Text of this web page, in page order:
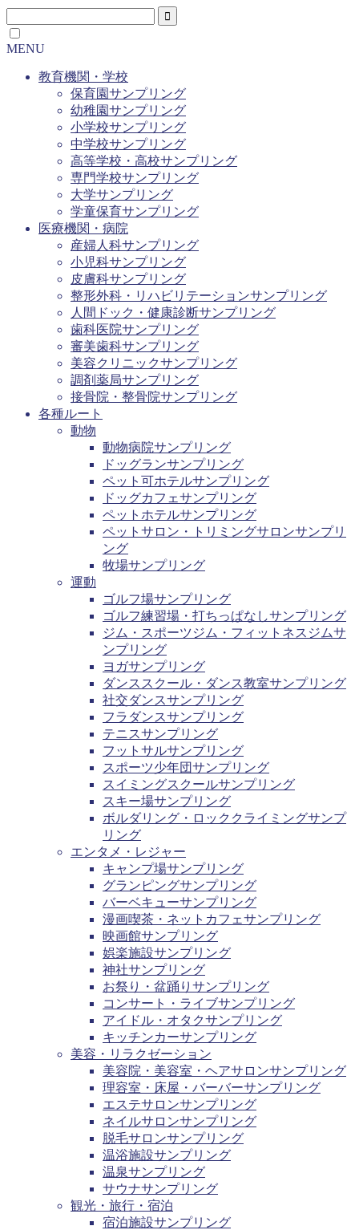
MENU
教育機関・学校
保育園サンプリング
幼稚園サンプリング
小学校サンプリング
中学校サンプリング
高等学校・高校サンプリング
専門学校サンプリング
大学サンプリング
学童保育サンプリング
医療機関・病院
産婦人科サンプリング
小児科サンプリング
皮膚科サンプリング
整形外科・リハビリテーションサンプリング
人間ドック・健康診断サンプリング
歯科医院サンプリング
審美歯科サンプリング
美容クリニックサンプリング
調剤薬局サンプリング
接骨院・整骨院サンプリング
各種ルート
動物
動物病院サンプリング
ドッグランサンプリング
ペット可ホテルサンプリング
ドッグカフェサンプリング
ペットホテルサンプリング
ペットサロン・トリミングサロンサンプリ
ング
牧場サンプリング
運動
ゴルフ場サンプリング
ゴルフ練習場・打ちっぱなしサンプリング
ジム・スポーツジム・フィットネスジムサ
ンプリング
ヨガサンプリング
ダンススクール・ダンス教室サンプリング
社交ダンスサンプリング
フラダンスサンプリング
テニスサンプリング
フットサルサンプリング
スポーツ少年団サンプリング
スイミングスクールサンプリング
スキー場サンプリング
ボルダリング・ロッククライミングサンプ
リング
エンタメ・レジャー
キャンプ場サンプリング
グランピングサンプリング
バーベキューサンプリング
漫画喫茶・ネットカフェサンプリング
映画館サンプリング
娯楽施設サンプリング
神社サンプリング
お祭り・盆踊りサンプリング
コンサート・ライブサンプリング
アイドル・オタクサンプリング
キッチンカーサンプリング
美容・リラクゼーション
美容院・美容室・ヘアサロンサンプリング
理容室・床屋・バーバーサンプリング
エステサロンサンプリング
ネイルサロンサンプリング
脱毛サロンサンプリング
温浴施設サンプリング
温泉サンプリング
サウナサンプリング
観光・旅行・宿泊
宿泊施設サンプリング